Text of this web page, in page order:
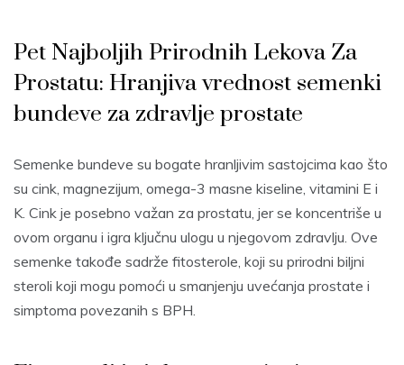
Pet Najboljih Prirodnih Lekova Za
Prostatu: Hranjiva vrednost semenki
bundeve za zdravlje prostate
Semenke bundeve su bogate hranljivim sastojcima kao što
su cink, magnezijum, omega-3 masne kiseline, vitamini E i
K. Cink je posebno važan za prostatu, jer se koncentriše u
ovom organu i igra ključnu ulogu u njegovom zdravlju. Ove
semenke takođe sadrže fitosterole, koji su prirodni biljni
steroli koji mogu pomoći u smanjenju uvećanja prostate i
simptoma povezanih s BPH.